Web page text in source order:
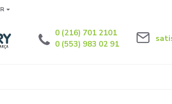
0 (216) 701 2101
0 (553) 983 02 91